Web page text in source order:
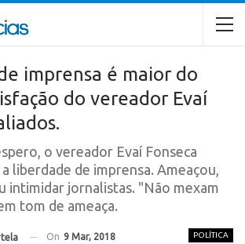
imprensa é maior do
do vereador Evaí
o vereador Evaí Fonseca
liberdade de imprensa. Ameaçou,
intimidar jornalistas. "Não mexam
tom de ameaça.
POLÍTICA
On 9 Mar, 2018